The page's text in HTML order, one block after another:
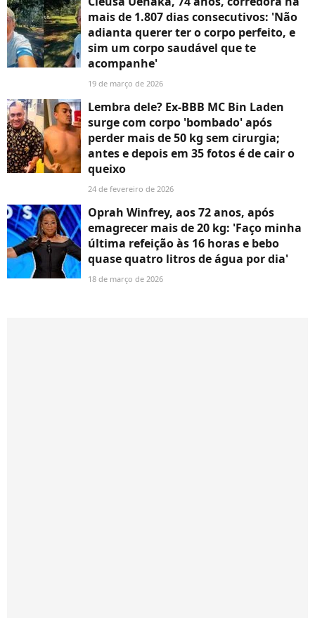
mais de 1.807 dias consecutivos: 'Não
adianta querer ter o corpo perfeito, e
sim um corpo saudável que te
acompanhe'
19 de março de 2026
Lembra dele? Ex-BBB MC Bin Laden
surge com corpo 'bombado' após
perder mais de 50 kg sem cirurgia;
antes e depois em 35 fotos é de cair o
queixo
24 de fevereiro de 2026
Oprah Winfrey, aos 72 anos, após
emagrecer mais de 20 kg: 'Faço minha
última refeição às 16 horas e bebo
quase quatro litros de água por dia'
18 de março de 2026